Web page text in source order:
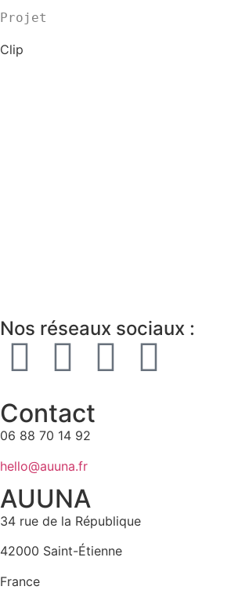
Projet
Clip
Nos réseaux sociaux :
Contact
06 88 70 14 92
hello@auuna.fr
AUUNA
34 rue de la République
42000 Saint-Étienne
France